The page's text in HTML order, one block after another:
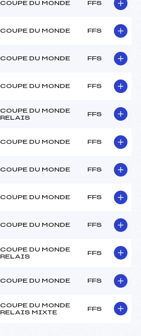
COUPE DU MONDE FFS
COUPE DU MONDE FFS
COUPE DU MONDE FFS
COUPE DU MONDE FFS
COUPE DU MONDE
RELAIS
FFS
COUPE DU MONDE FFS
COUPE DU MONDE FFS
COUPE DU MONDE FFS
COUPE DU MONDE FFS
COUPE DU MONDE
RELAIS
FFS
COUPE DU MONDE FFS
COUPE DU MONDE
RELAIS MIXTE
FFS